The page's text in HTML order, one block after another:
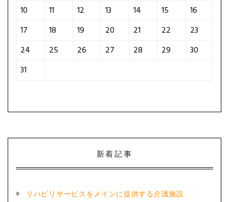
10
11 12 13 14 15
16
17
18 19 20 21 22
23
24
25 26 27 28 29
30
31
新着記事
リハビリサービスをメインに提供する介護施設